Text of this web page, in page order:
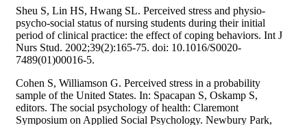
Sheu S, Lin HS, Hwang SL. Perceived stress and physio-
psycho-social status of nursing students during their initial
period of clinical practice: the effect of coping behaviors. Int J
Nurs Stud. 2002;39(2):165-75. doi: 10.1016/S0020-
7489(01)00016-5.
Cohen S, Williamson G. Perceived stress in a probability
sample of the United States. In: Spacapan S, Oskamp S,
editors. The social psychology of health: Claremont
Symposium on Applied Social Psychology. Newbury Park,